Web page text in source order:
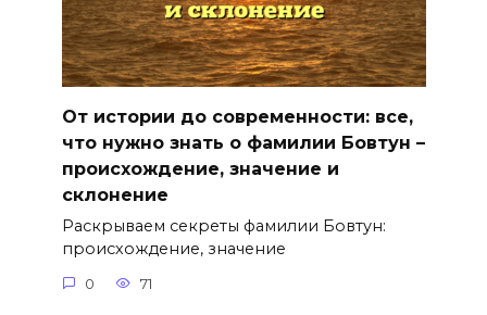
От истории до современности: все,
что нужно знать о фамилии Бовтун –
происхождение, значение и
склонение
Раскрываем секреты фамилии Бовтун:
происхождение, значение
0 71